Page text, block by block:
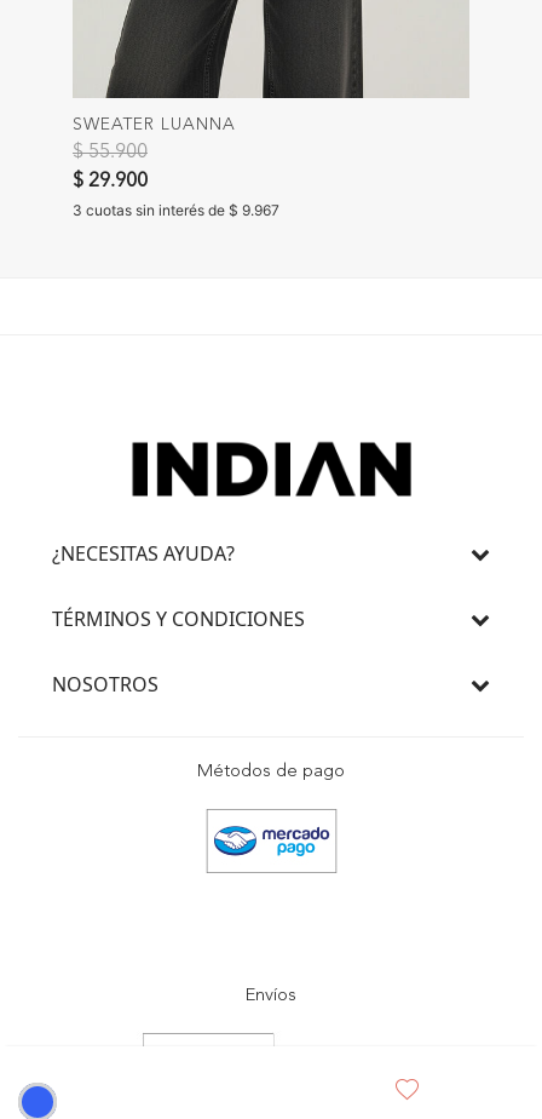
SWEATER LUANNA
Precio reducido de
$ 55.900a
$ 29.900
3 cuotas sin interés de $ 9.967
¿NECESITAS AYUDA?
TÉRMINOS Y CONDICIONES
NOSOTROS
Métodos de pago
Envíos